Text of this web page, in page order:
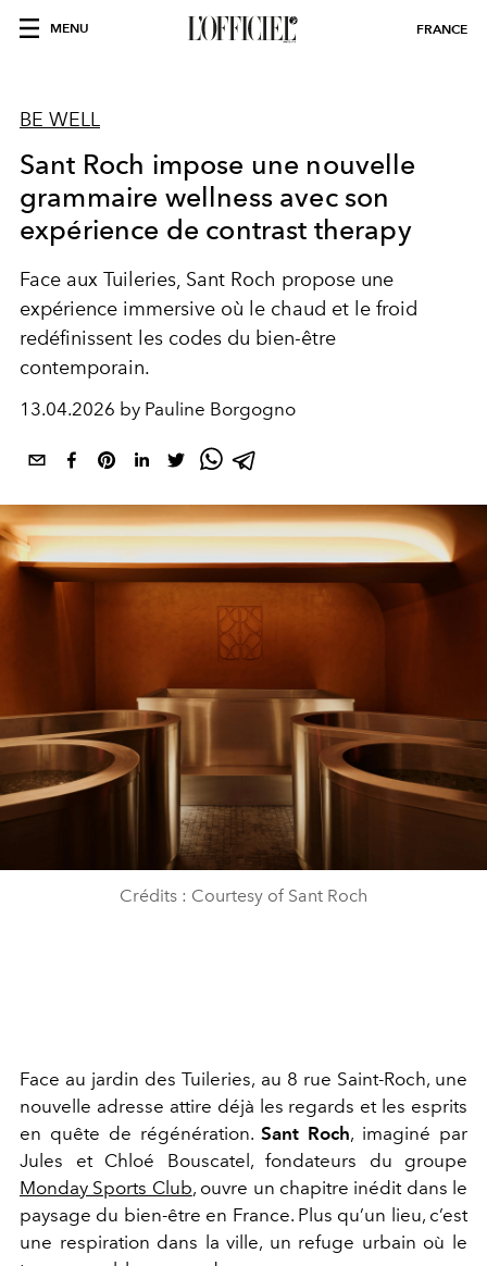
MENU FRANCE
BE WELL
Sant Roch impose une nouvelle
grammaire wellness avec son
expérience de contrast therapy
Face aux Tuileries, Sant Roch propose une
expérience immersive où le chaud et le froid
redéfinissent les codes du bien-être
contemporain.
13.04.2026 by Pauline Borgogno
Crédits : Courtesy of Sant Roch
Face au jardin des Tuileries, au 8 rue Saint-Roch, une
nouvelle adresse attire déjà les regards et les esprits
en quête de régénération.Sant Roch, imaginé par
Jules et Chloé Bouscatel, fondateurs du groupe
Monday Sports Club, ouvre un chapitre inédit dans le
paysage du bien-être en France. Plus qu’un lieu, c’est
une respiration dans la ville, un refuge urbain où le